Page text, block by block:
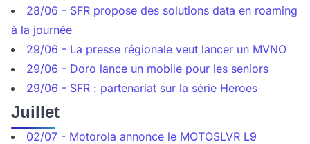
28/06 - SFR propose des solutions data en roaming
à la journée
29/06 - La presse régionale veut lancer un MVNO
29/06 - Doro lance un mobile pour les seniors
29/06 - SFR : partenariat sur la série Heroes
Juillet
02/07 - Motorola annonce le MOTOSLVR L9